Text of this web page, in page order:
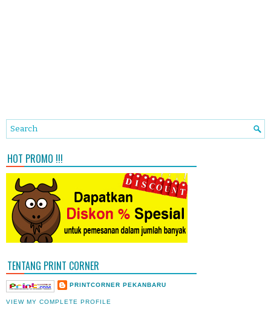
HOT PROMO !!!
TENTANG PRINT CORNER
PRINTCORNER PEKANBARU
VIEW MY COMPLETE PROFILE